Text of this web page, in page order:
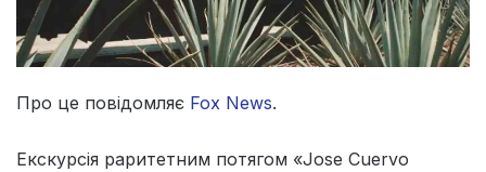
Про це повідомляє Fox News.
Екскурсія раритетним потягом «Jose Cuervo